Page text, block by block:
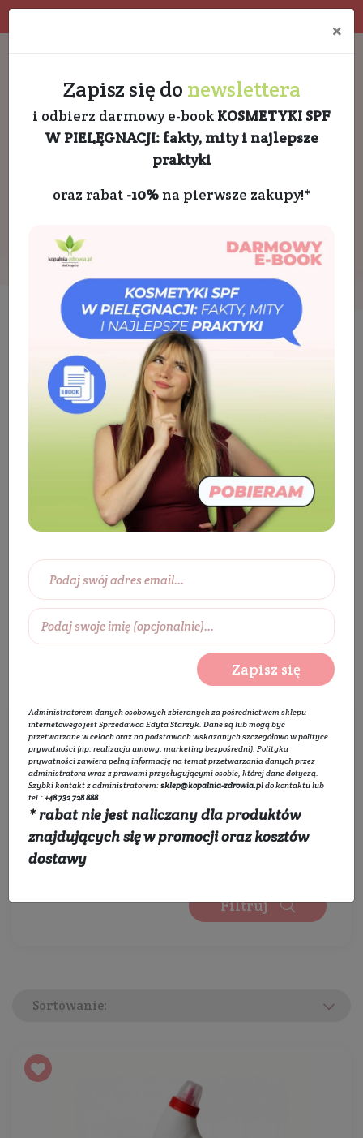
Producenci Eco Shine
Eco Shine
Wybierz zakres cen:
0 zł 450 zł
Wybierz kategorie:
Rozwiń listę
Filtruj
Sortowanie:
×
Zapisz się do newslettera
i odbierz darmowy e-book KOSMETYKI SPF
W PIELĘGNACJI: fakty, mity i najlepsze
praktyki
oraz rabat -10%na pierwsze zakupy!*
Zapisz się
Administratorem danych osobowych zbieranych za pośrednictwem sklepu
internetowego jest Sprzedawca Edyta Starzyk. Dane są lub mogą być
przetwarzane w celach oraz na podstawach wskazanych szczegółowo wpolityce
prywatności (np. realizacja umowy, marketing bezpośredni). Polityka
prywatnościzawiera pełną informację na temat przetwarzania danych przez
administratora wraz z prawami przysługującymi osobie, której dane dotyczą.
Szybki kontakt z administratorem:sklep@kopalnia-zdrowia.pldo kontaktu lub
tel.:+48 732 728 888
* rabat nie jest naliczany dla produktów
znajdujących się w promocji oraz kosztów
dostawy